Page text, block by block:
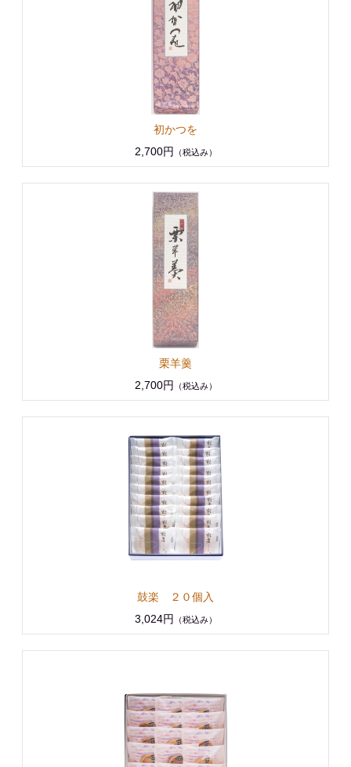
初かつを
2,700円
（税込み）
栗羊羹
2,700円
（税込み）
鼓楽 ２０個入
3,024円
（税込み）